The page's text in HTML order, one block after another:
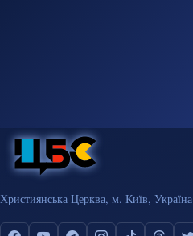
Християнська Церква, м. Київ, Україна